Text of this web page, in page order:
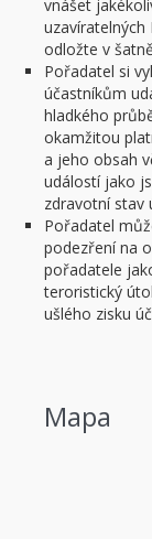
vnášet
uzavíratelných
odložte v
Pořadatel si
účastníkům
hladkého
okamžitou
a jeho obsah
událostí jako
zdravotní stav
Pořadatel
podezření na
pořadatele
teroristický
ušlého zisku
Mapa